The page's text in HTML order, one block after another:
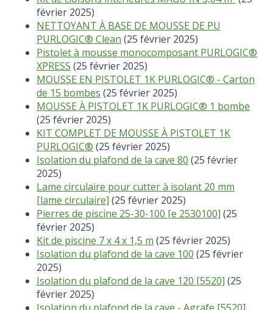
février 2025)
NETTOYANT À BASE DE MOUSSE DE PU
PURLOGIC® Clean (25 février 2025)
Pistolet à mousse monocomposant PURLOGIC®
XPRESS (25 février 2025)
MOUSSE EN PISTOLET 1K PURLOGIC® - Carton
de 15 bombes (25 février 2025)
MOUSSE À PISTOLET 1K PURLOGIC® 1 bombe
(25 février 2025)
KIT COMPLET DE MOUSSE À PISTOLET 1K
PURLOGIC® (25 février 2025)
Isolation du plafond de la cave 80 (25 février
2025)
Lame circulaire pour cutter à isolant 20 mm
[lame circulaire] (25 février 2025)
Pierres de piscine 25-30-100 [e 2530100] (25
février 2025)
Kit de piscine 7 x 4 x 1,5 m (25 février 2025)
Isolation du plafond de la cave 100 (25 février
2025)
Isolation du plafond de la cave 120 [5520] (25
février 2025)
Isolation du plafond de la cave - Agrafe [5520]